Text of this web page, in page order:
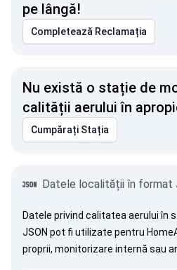
pe lângă!
Completează Reclamația
Nu există o stație de
calității aerului în
Cumpărați Stația
Datele localității în format
Datele privind calitatea aerului în
JSON pot fi utilizate pentru
proprii, monitorizare internă sau